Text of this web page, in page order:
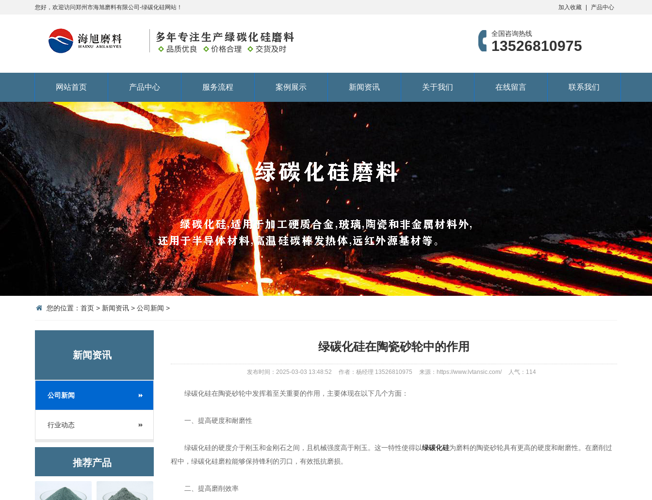
您好，欢迎访问郑州市海旭磨料有限公司-绿碳化硅网站！ 加入收藏 产品中心
全国咨询热线
13526810975
网站首页 产品中心 服务流程 案例展示 新闻资讯 关于我们 在线留言 联系我们
您的位置： 首页 > 新闻资讯 > 公司新闻 >
新闻资讯
公司新闻
行业动态
推荐产品
绿碳化硅在陶瓷砂轮中的作用
发布时间：2025-03-03 13:48:52 作者：杨经理 13526810975 来源：https://www.lvtansic.com/ 人气： 114
绿碳化硅在陶瓷砂轮中发挥着至关重要的作用，主要体现在以下几个方面：
一、提高硬度和耐磨性
绿碳化硅的硬度介于刚玉和金刚石之间，且机械强度高于刚玉。这一特性使得以绿碳化硅为磨料的陶瓷砂轮具有更高的硬度和耐磨性。在磨削过
程中，绿碳化硅磨粒能够保持锋利的刃口，有效抵抗磨损。
二、提高磨削效率